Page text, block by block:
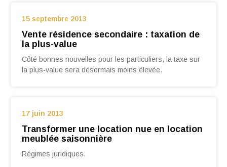
15 septembre 2013
Vente résidence secondaire : taxation de
la plus-value
Côté bonnes nou­velles pour les particuliers, la taxe sur
la plus-value sera désormais moins élevée.
17 juin 2013
Transformer une location nue en location
meublée saisonnière
Régimes juridiques.